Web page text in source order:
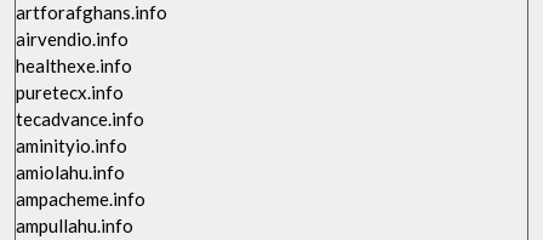
artforafghans.info
airvendio.info
healthexe.info
puretecx.info
tecadvance.info
aminityio.info
amiolahu.info
ampacheme.info
ampullahu.info